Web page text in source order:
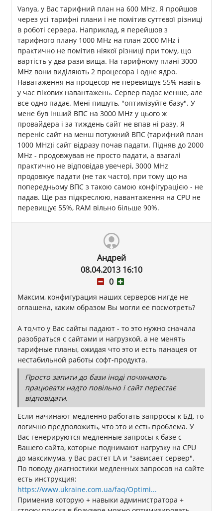
Vanya, у Вас тарифний план на 600 MHz. Я пройшов
через усі тарифні плани і не помітив суттєвої різниці
в роботі сервера. Наприклад, я перейшов з
тарифного плану 1000 MHz на план 2000 MHz і
практично не помітив ніякої різниці при тому, що
вартість у два рази вища. На тарифному плані 3000
MHz вони виділяють 2 процесора і одне ядро.
Наватаження на процесор не перевищує 55% навіть
у час пікових навантажень. Сервер падає менше, але
все одно падає. Мені пишуть, "оптимізуйте базу". У
мене був інший ВПС на 3000 MHz у цього ж
провайдера і за тиждень сайт не впав ні разу. Я
переніс сайт на менш потужний ВПС (тарифний план
1000 MHz)і сайт відразу почав падати. Підняв до 2000
MHz - продовжував не просто падати, а взагалі
практично не відповідав увечері, 3000 MHz
продовжує падати (не так часто), при тому що на
попередньому ВПС з такою самою конфігурацією - не
падав. Ще раз підкреслюю, навантаження на CPU не
перевищує 55%, RAM вільно більше 90%.
Андрей
08.04.2013 16:10
0
Максим, конфигурация наших серверов нигде не
оглашена, каким образом Вы могли ее посмотреть?
А то,что у Вас сайты падают - то это нужно сначала
разобраться с сайтами и нагрузкой, а не менять
тарифные планы, ожидая что это и есть панацея от
нестабильной работы софт-продукта.
Просто запити до бази іноді починають
працювати надто повільно і сайт перестає
відповідати.
Если начинают медленно работать запрросы к БД, то
логично предположить, что это и есть проблема. У
Вас генерируются медленные запросы к базе с
Вашего сайта, которые поднимают нагрузку на CPU
до максимума, у Вас растет LA и "зависает сервер".
По поводу диагностики медленных запросов на сайте
есть инструкция:
https://www.ukraine.com.ua/faq/Optimi...
Применив которую + навыки администратора +